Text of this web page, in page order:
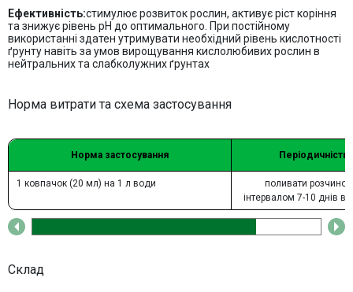
Ефективність:стимулює розвиток рослин, активує ріст коріння
та знижує рівень рН до оптимального. При постійному
використанні здатен утримувати необхідний рівень кислотності
ґрунту навіть за умов вирощування кислолюбивих рослин в
нейтральних та слабколужних ґрунтах
Норма витрати та схема застосування
Норма застосування
1 ковпачок (20 мл) на 1 л води
поливати розчином
інтервалом 7-10 днів
Склад